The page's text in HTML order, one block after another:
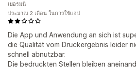
Die App und Anwendung an sich ist
die Qualität vom Druckergebnis leider
schnell abnutzbar.
Die bedruckten Stellen bleiben
เยอรมนี
ประมาณ 2 เดือน ในการใช้แอป